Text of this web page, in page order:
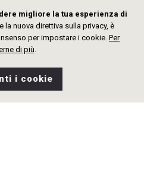
migliore la tua esperienza di
la nuova direttiva sulla privacy, è
per impostare i cookie. Per
di più.
i cookie
Desideri